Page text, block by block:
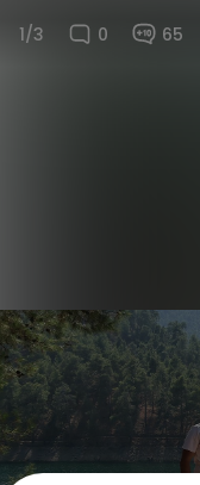
1/3 0 65